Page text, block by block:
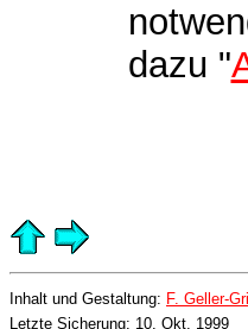
dazu "
Inhalt und Gestaltung: F. Geller-
Letzte Sicherung: 10. Okt. 1999